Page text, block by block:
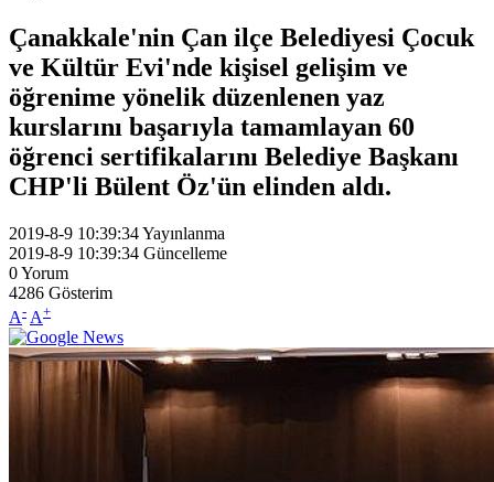
Çanakkale'nin Çan ilçe Belediyesi Çocuk
ve Kültür Evi'nde kişisel gelişim ve
öğrenime yönelik düzenlenen yaz
kurslarını başarıyla tamamlayan 60
öğrenci sertifikalarını Belediye Başkanı
CHP'li Bülent Öz'ün elinden aldı.
2019-8-9 10:39:34Yayınlanma
2019-8-9 10:39:34 Güncelleme
0Yorum
4286 Gösterim
A- A+